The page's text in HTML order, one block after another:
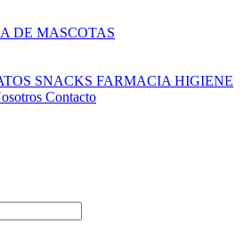
SNACKS FARMACIA HIGIENE
Contacto